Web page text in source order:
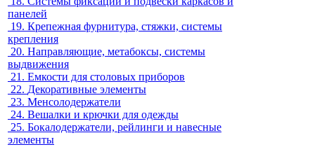
панелей
19. Крепежная фурнитура, стяжки, системы
крепления
20. Направляющие, метабоксы, системы
выдвижения
21. Емкости для столовых приборов
22. Декоративные элементы
23. Менсолодержатели
24. Вешалки и крючки для одежды
25. Бокалодержатели, рейлинги и навесные
элементы